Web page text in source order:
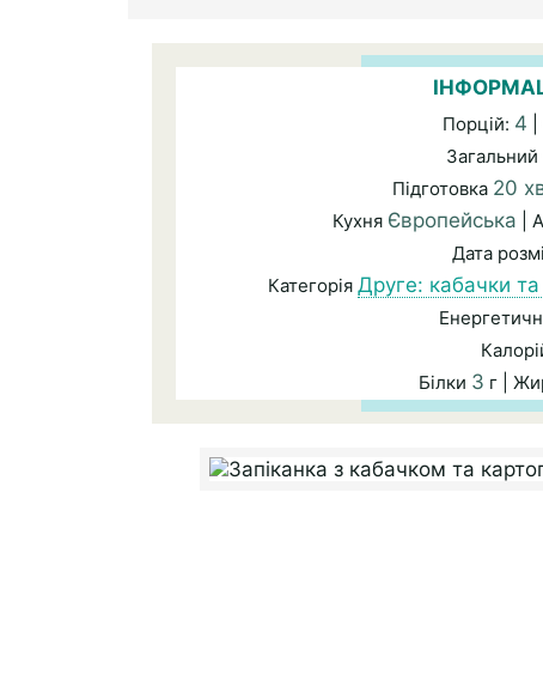
Порцій: 4
Загальний
Підготовка 20
Кухня Європейська |
Дата
Категорія Друге: кабачки
Білки 3 г |